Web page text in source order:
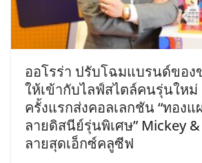
ออโรร่า ปรับโฉมแบรนด์ขอ
ให้เข้ากับไลฟ์สไตล์คนรุ่นให
ครั้งแรกส่งคอลเลกชัน “ทอง
ลายดิสนีย์รุ่นพิเศษ” Mickey
ลายสุดเอ็กซ์คลูซีฟ